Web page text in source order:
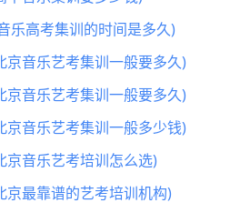
乐高考集训的时间是多久)
音乐艺考集训一般要多久)
音乐艺考集训一般要多久)
音乐艺考集训一般多少钱)
京音乐艺考培训怎么选)
京最靠谱的艺考培训机构)